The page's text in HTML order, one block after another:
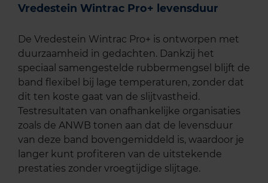
Vredestein Wintrac Pro+ levensduur
De Vredestein Wintrac Pro+ is ontworpen met
duurzaamheid in gedachten. Dankzij het
speciaal samengestelde rubbermengsel blijft de
band flexibel bij lage temperaturen, zonder dat
dit ten koste gaat van de slijtvastheid.
Testresultaten van onafhankelijke organisaties
zoals de ANWB tonen aan dat de levensduur
van deze band bovengemiddeld is, waardoor je
langer kunt profiteren van de uitstekende
prestaties zonder vroegtijdige slijtage.